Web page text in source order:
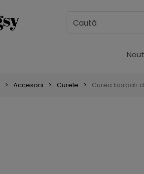
Accesorii Curele Curea barbati